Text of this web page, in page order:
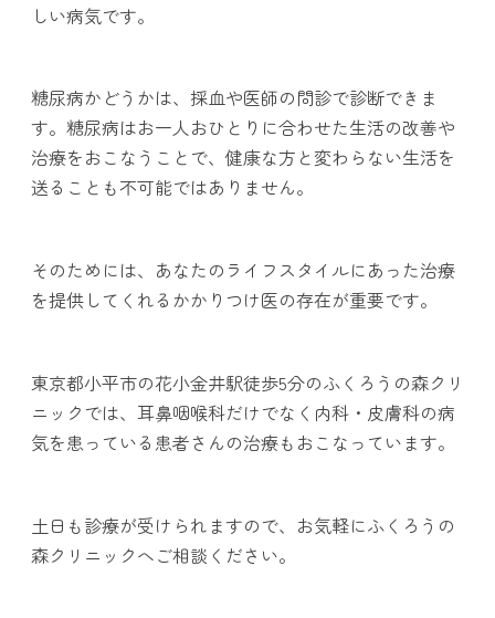
しい病気です。
糖尿病かどうかは、採血や医師の問診で診断できま
す。糖尿病はお一人おひとりに合わせた生活の改善や
治療をおこなうことで、健康な方と変わらない生活を
送ることも不可能ではありません。
そのためには、あなたのライフスタイルにあった治療
を提供してくれるかかりつけ医の存在が重要です。
東京都小平市の花小金井駅徒歩5分のふくろうの森クリ
ニックでは、耳鼻咽喉科だけでなく内科・皮膚科の病
気を患っている患者さんの治療もおこなっています。
土日も診療が受けられますので、お気軽にふくろうの
森クリニックへご相談ください。